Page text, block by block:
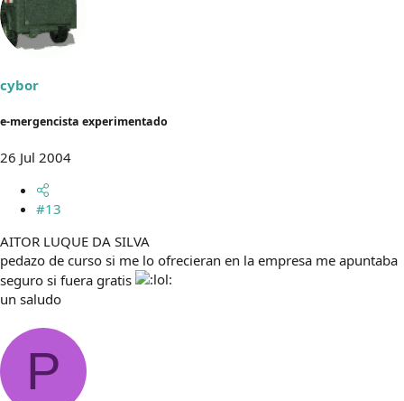
cybor
e-mergencista experimentado
26 Jul 2004
#13
AITOR LUQUE DA SILVA
pedazo de curso si me lo ofrecieran en la empresa me apuntaba
seguro si fuera gratis
un saludo
P